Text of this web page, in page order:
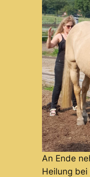
An Ende
Heilung